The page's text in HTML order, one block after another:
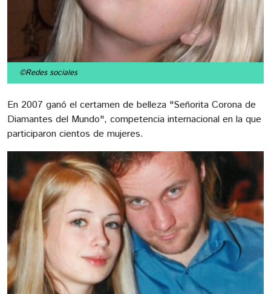
©Redes sociales
En 2007 ganó el certamen de belleza "Señorita Corona de
Diamantes del Mundo", competencia internacional en la que
participaron cientos de mujeres.